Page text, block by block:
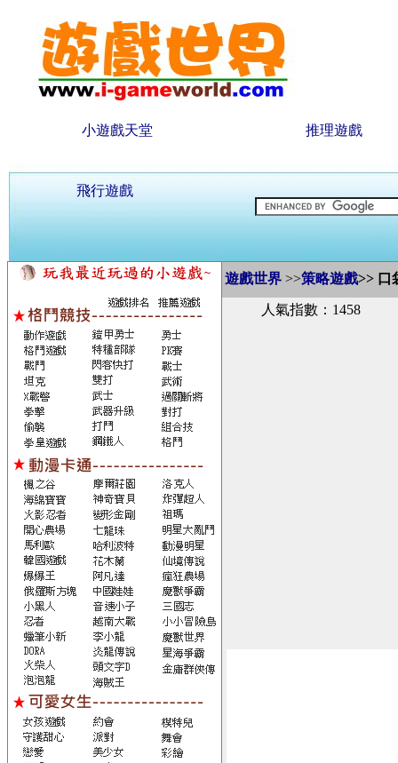
小遊戲天堂 推理遊戲
飛行遊戲
遊戲世界 >>策略遊戲>> 口
人氣指數：1458